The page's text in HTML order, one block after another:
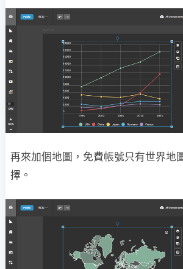
再來加個地圖，免費帳號只有世界地
擇。